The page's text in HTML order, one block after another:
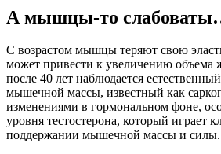
А мышцы-то
С возрастом мышцы теряют свою
может привести к увеличению
после 40 лет наблюдается
мышечной массы, известный как
изменениями в гормональном фоне,
уровня тестостерона, который играет
поддержании мышечной массы и силы.